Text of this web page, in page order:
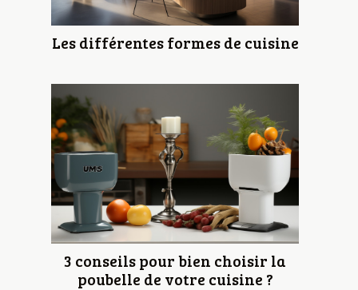
Les différentes formes de cuisine
3 conseils pour bien choisir la
poubelle de votre cuisine ?